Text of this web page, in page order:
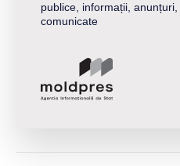
publice, informații, anunțuri,
comunicate